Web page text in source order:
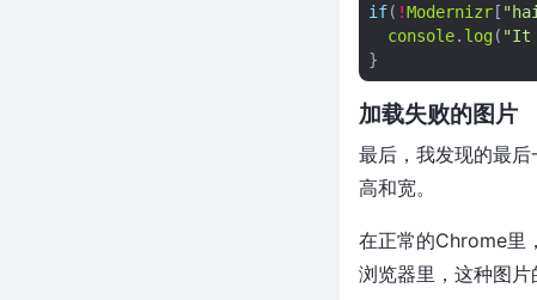
if( !Modernizr[
console. log ( "It
}
加载失败的图片
最后，我发现的最
高和宽。
在正常的Chrome里
浏览器里，这种图片